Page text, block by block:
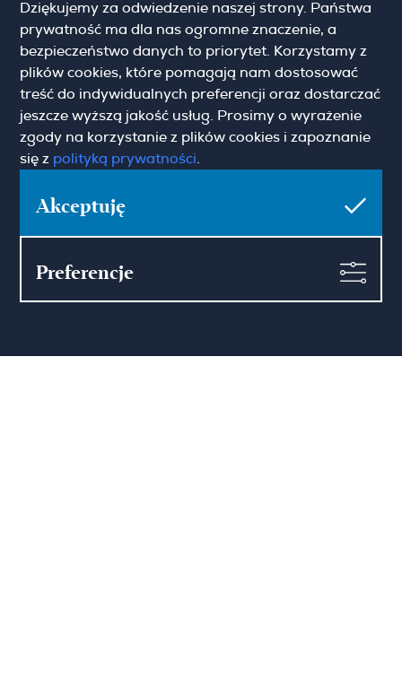
Hamilton May Warszawa
Sienna 39
00-121 Warszawa
(+48) 22 428 16 15
warsaw@hamiltonmay.com
Dziękujemy za odwiedzenie naszej strony. Państwa
prywatność ma dla nas ogromne znaczenie, a
bezpieczeństwo danych to priorytet. Korzystamy z
plików cookies, które pomagają nam dostosować
treść do indywidualnych preferencji oraz dostarczać
jeszcze wyższą jakość usług. Prosimy o wyrażenie
zgody na korzystanie z plików cookies i zapoznanie
się z polityką prywatności
Akceptuję
Preferencje